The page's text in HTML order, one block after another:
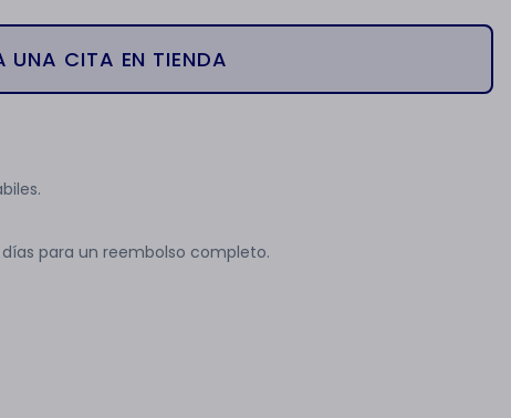
UNA CITA EN TIENDA
para un reembolso completo.